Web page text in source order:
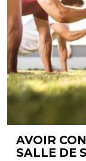
AVOIR
SALLE DE